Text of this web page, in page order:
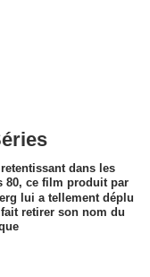
dans les
80, ce film produit par
lui a tellement déplu
retirer son nom du